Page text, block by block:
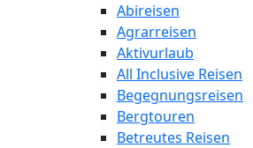
Abireisen
Agrarreisen
Aktivurlaub
All Inclusive Reisen
Begegnungsreisen
Bergtouren
Betreutes Reisen